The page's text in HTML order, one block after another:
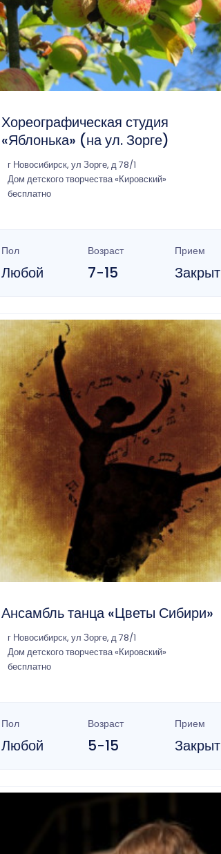
Хореографическая студия
«Яблонька» (на ул. Зорге)
г Новосибирск, ул Зорге, д 78/1
Дом детского творчества «Кировский»
бесплатно
Пол
Любой
Возраст
7-15
Прием
Закрыт
Ансамбль танца «Цветы Сибири»
г Новосибирск, ул Зорге, д 78/1
Дом детского творчества «Кировский»
бесплатно
Пол
Любой
Возраст
5-15
Прием
Закрыт